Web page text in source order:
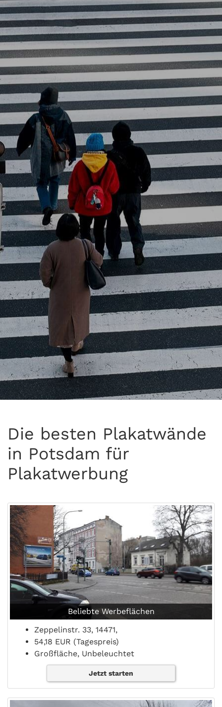
Die besten Plakatwände
in Potsdam für
Plakatwerbung
Beliebte Werbeflächen
Zeppelinstr. 33, 14471,
54,18 EUR (Tagespreis)
Großfläche, Unbeleuchtet
Jetzt starten